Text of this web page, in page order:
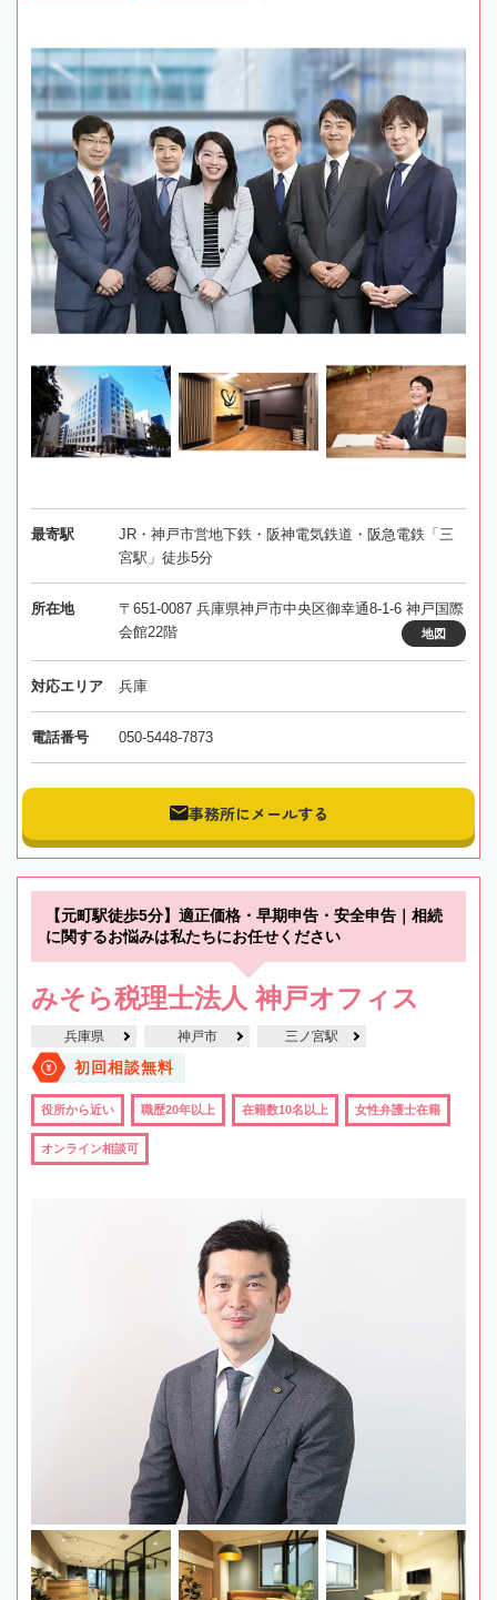
最寄駅
JR・神戸市営地下鉄・阪神電気鉄道・阪急電鉄「三
宮駅」徒歩5分
所在地
〒651-0087 兵庫県神戸市中央区御幸通8-1-6 神戸国際
会館22階
地図
対応エリア 兵庫
電話番号 050-5448-7873
事務所にメールする
【元町駅徒歩5分】適正価格・早期申告・安全申告｜相続
に関するお悩みは私たちにお任せください
みそら税理士法人 神戸オフィス
兵庫県 神戸市 三ノ宮駅
初回相談無料
役所から近い 職歴20年以上 在籍数10名以上 女性弁護士在籍
オンライン相談可